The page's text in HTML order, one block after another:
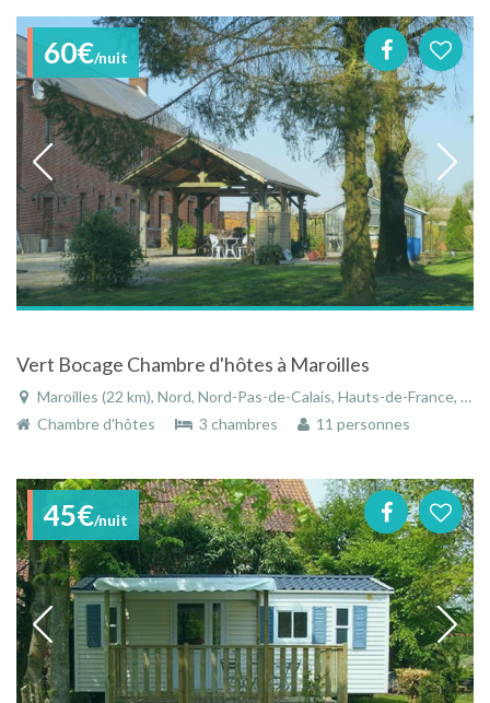
60€/nuit
Vert Bocage Chambre d'hôtes à Maroilles
Maroilles (22 km), Nord, Nord-Pas-de-Calais, Hauts-de-France, France
Chambre d'hôtes
3 chambres 11 personnes
45€/nuit